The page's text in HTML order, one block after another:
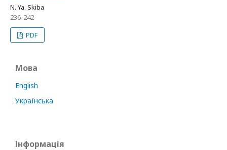
N. Ya. Skiba
236-242
PDF
Мова
English
Українська
Інформація